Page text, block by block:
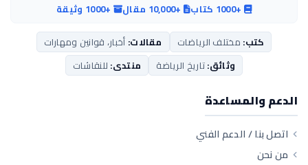
+1000 كتاب +10,000 مقال
+1000 وثيقة
كتب: مختلف الرياضات مقالات: أخبار، قوانين ومهارات
وثائق:تاريخ الرياضة منتدى: للنقاشات
الدعم والمساعدة
اتصل بنا / الدعم الفني
من نحن